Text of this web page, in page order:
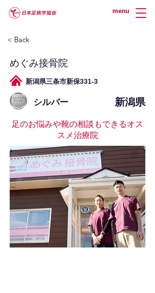
menu
< Back
めぐみ接骨院
新潟県三条市新保331-3
シルバー 新潟県
足のお悩みや靴の相談もできるオス
スメ治療院